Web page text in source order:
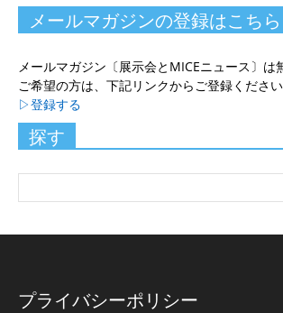
メールマガジンの登録はこちら
メールマガジン〔展示会とMICEニュース〕は
ご希望の方は、下記リンクからご登録ください
▷登録する
探す
プライバシーポリシー